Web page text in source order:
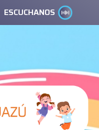
ESCUCHANOS